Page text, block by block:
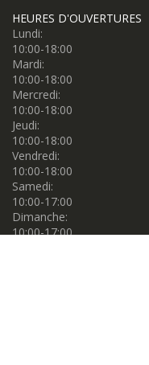
HEURES D'OUVERTURES
Lundi:
10:00-18:00
Mardi:
10:00-18:00
Mercredi:
10:00-18:00
Jeudi:
10:00-18:00
Vendredi:
10:00-18:00
Samedi:
10:00-17:00
Dimanche:
10:00-17:00